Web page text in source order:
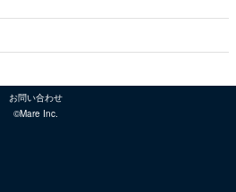
お問い合わせ
©Mare Inc.